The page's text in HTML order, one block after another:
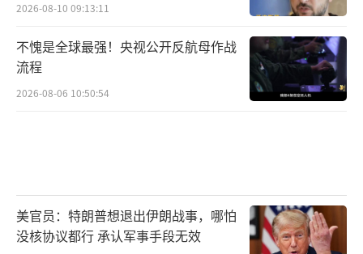
2026-08-10 09:13:11
不愧是全球最强！央视公开反航母作战
流程
2026-08-06 10:50:54
美官员：特朗普想退出伊朗战事，哪怕
没核协议都行 承认军事手段无效